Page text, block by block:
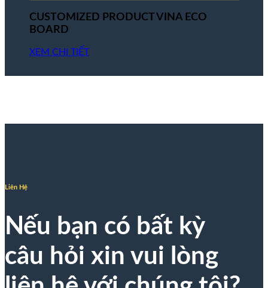
CUSTOMIZED PRODUCT VINA ECO
BOARD
XEM CHI TIẾT
Liên Hệ
Nếu bạn có bất kỳ
câu hỏi xin vui lòng